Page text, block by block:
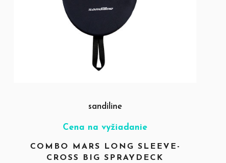
sandiline
Cena na vyžiadanie
COMBO MARS LONG SLEEVE-
CROSS BIG SPRAYDECK